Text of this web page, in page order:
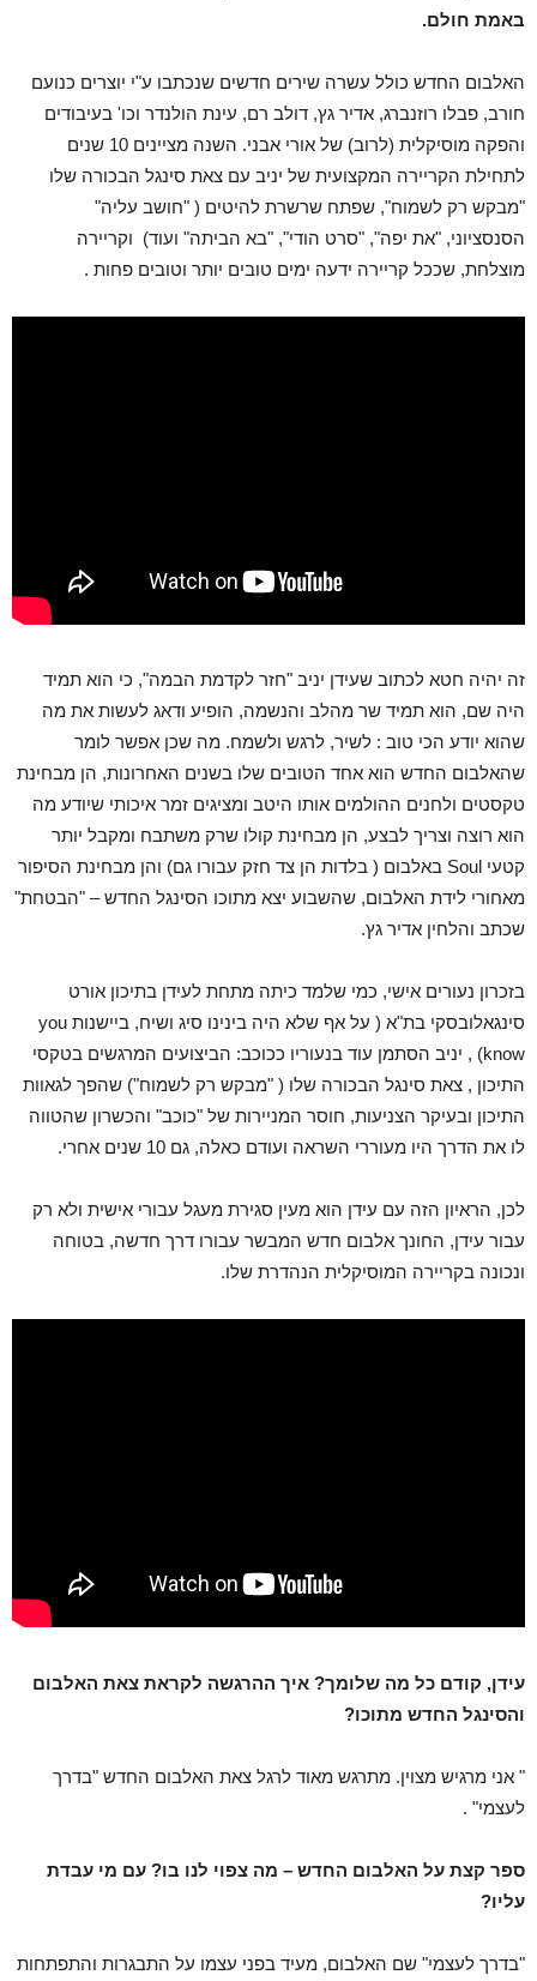
באמת חולם.
האלבום החדש כולל עשרה שירים חדשים שנכתבו ע"י יוצרים כנועם
חורב, פבלו רוזנברג, אדיר גץ, דולב רם, עינת הולנדר וכו' בעיבודים
והפקה מוסיקלית (לרוב) של אורי אבני.
השנה מציינים 10 שנים
לתחילת הקריירה המקצועית של יניב עם צאת סינגל הבכורה שלו
"מבקש רק לשמוח", שפתח שרשרת להיטים ( "חושב עליה"
הסנסציוני, "את יפה", "סרט הודי", "בא הביתה" ועוד) וקריירה
מוצלחת, שככל קריירה ידעה ימים טובים יותר וטובים פחות .
זה יהיה חטא לכתוב שעידן יניב "חזר לקדמת הבמה", כי הוא תמיד
היה שם, הוא תמיד שר מהלב והנשמה, הופיע ודאג לעשות את מה
שהוא יודע הכי טוב : לשיר, לרגש ולשמח. מה שכן אפשר לומר
שהאלבום החדש הוא אחד הטובים שלו בשנים האחרונות, הן מבחינת
טקסטים ולחנים ההולמים אותו היטב ומציגים זמר איכותי שיודע מה
הוא רוצה וצריך לבצע, הן מבחינת קולו שרק משתבח ומקבל יותר
קטעי Soul באלבום ( בלדות הן צד חזק עבורו גם) והן מבחינת הסיפור
מאחורי לידת האלבום, שהשבוע יצא מתוכו הסינגל החדש – "הבטחת"
שכתב והלחין אדיר גץ.
בזכרון נעורים אישי, כמי שלמד כיתה מתחת לעידן בתיכון אורט
סינגאלובסקי בת"א ( על אף שלא היה בינינו סיג ושיח, ביישנות you
know) , יניב הסתמן עוד בנעוריו ככוכב: הביצועים המרגשים בטקסי
התיכון , צאת סינגל הבכורה שלו ( "מבקש רק לשמוח") שהפך לגאוות
התיכון ובעיקר הצניעות, חוסר המניירות של "כוכב" והכשרון שהטווה
לו את הדרך היו מעוררי השראה ועודם כאלה, גם 10 שנים אחרי.
לכן, הראיון הזה עם עידן הוא מעין סגירת מעגל עבורי אישית ולא רק
עבור עידן, החונך אלבום חדש המבשר עבורו דרך חדשה, בטוחה
ונכונה בקריירה המוסיקלית הנהדרת שלו.
עידן, קודם כל מה שלומך? איך ההרגשה לקראת צאת האלבום
והסינגל החדש מתוכו?
" אני מרגיש מצוין. מתרגש מאוד לרגל צאת האלבום החדש "בדרך
לעצמי" .
ספר קצת על האלבום החדש – מה צפוי לנו בו? עם מי עבדת
עליו?
"בדרך לעצמי" שם האלבום, מעיד בפני עצמו על התבגרות והתפתחות